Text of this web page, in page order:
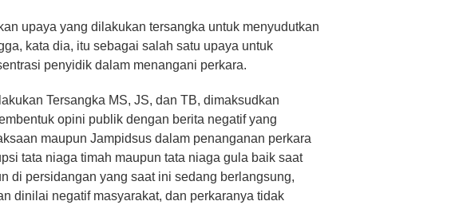
upaya yang dilakukan tersangka untuk menyudutkan
kata dia, itu sebagai salah satu upaya untuk
penyidik dalam menangani perkara.
Tersangka MS, JS, dan TB, dimaksudkan
opini publik dengan berita negatif yang
maupun Jampidsus dalam penanganan perkara
tata niaga timah maupun tata niaga gula baik saat
di persidangan yang saat ini sedang berlangsung,
dinilai negatif masyarakat, dan perkaranya tidak